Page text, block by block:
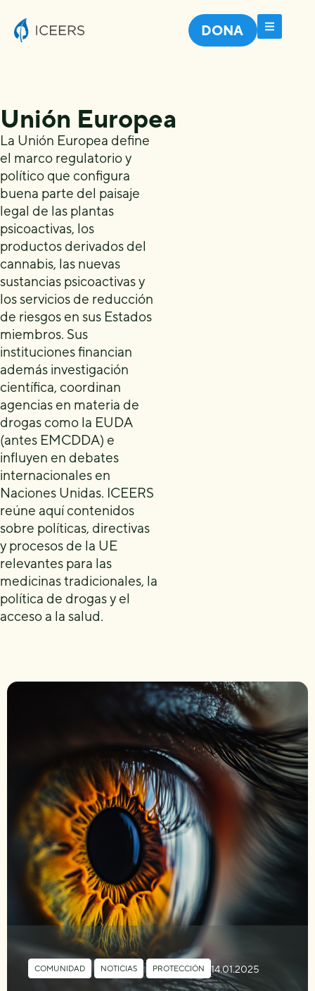
DONA
Unión Europea
La Unión Europea define
el marco regulatorio y
político que configura
buena parte del paisaje
legal de las plantas
psicoactivas, los
productos derivados del
cannabis, las nuevas
sustancias psicoactivas y
los servicios de reducción
de riesgos en sus Estados
miembros. Sus
instituciones financian
además investigación
científica, coordinan
agencias en materia de
drogas como la EUDA
(antes EMCDDA) e
influyen en debates
internacionales en
Naciones Unidas. ICEERS
reúne aquí contenidos
sobre políticas, directivas
y procesos de la UE
relevantes para las
medicinas tradicionales, la
política de drogas y el
acceso a la salud.
COMUNIDAD NOTICIAS , PROTECCIÓN 14.01.2025